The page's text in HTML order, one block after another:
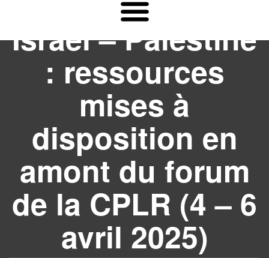
Israël – Palestine
: ressources
mises à
disposition en
amont du forum
de la CPLR (4 – 6
avril 2025)